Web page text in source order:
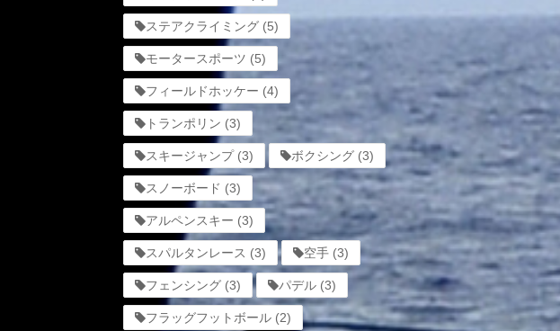
ステアクライミング (5)
モータースポーツ (5)
フィールドホッケー (4)
トランポリン (3)
スキージャンプ(3) ボクシング (3)
スノーボード (3)
アルペンスキー (3)
スパルタンレース (3) 空手 (3)
フェンシング (3) パデル (3)
フラッグフットボール (2)